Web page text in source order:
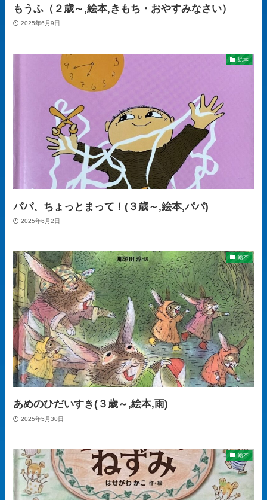
もうふ（２歳～,絵本,きもち・おやすみなさい）
2025年6月9日
絵本
パパ、ちょっとまって！(３歳～,絵本,パパ)
2025年6月2日
絵本
あめのひだいすき(３歳～,絵本,雨)
2025年5月30日
絵本